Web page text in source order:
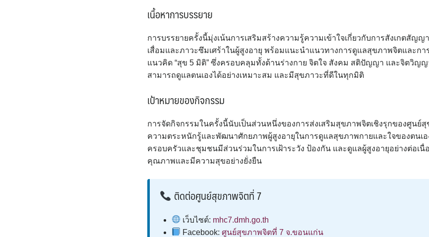
เนื้อหาการบรรยาย
การบรรยายครั้งนี้มุ่งเน้นการเสริมสร้างความรู้ความเข้าใจเกี่ยวกับการสังเกตสัญ
เสื่อมและภาวะซึมเศร้าในผู้สูงอายุ พร้อมแนะนำแนวทางการดูแลสุขภาพจิตและก
แนวคิด “สุข 5 มิติ” ซึ่งครอบคลุมทั้งด้านร่างกาย จิตใจ สังคม สติปัญญา และจิตวิญ
สามารถดูแลตนเองได้อย่างเหมาะสม และมีสุขภาวะที่ดีในทุกมิติ
เป้าหมายของกิจกรรม
การจัดกิจกรรมในครั้งนี้นับเป็นส่วนหนึ่งของการส่งเสริมสุขภาพจิตเชิงรุกของศูนย์
ความตระหนักรู้และพัฒนาศักยภาพผู้สูงอายุในการดูแลสุขภาพกายและใจของตนเอ
ครอบครัวและชุมชนมีส่วนร่วมในการเฝ้าระวัง ป้องกัน และดูแลผู้สูงอายุอย่างต่อเนื่
คุณภาพและมีความสุขอย่างยั่งยืน
ติดต่อศูนย์สุขภาพจิตที่ 7
เว็บไซต์: mhc7.dmh.go.th
Facebook:ศูนย์สุขภาพจิตที่ 7 จ.ขอนแก่น